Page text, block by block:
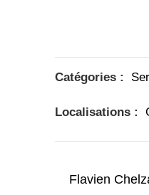
Catégories :
Localisations :
Flavien